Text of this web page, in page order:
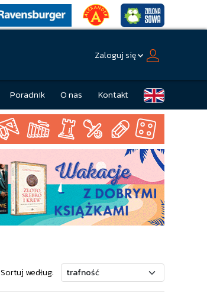
Zaloguj się
Poradnik O nas Kontakt
Sortuj według: